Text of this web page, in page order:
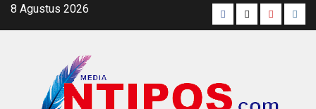
Skip8 Agustus 2026 Facebook
TwitterYoutube